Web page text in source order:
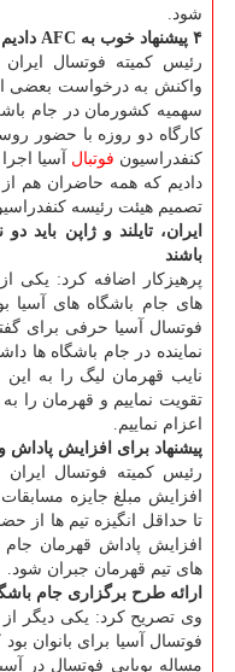
شود.
۴ پیشنهاد خوب به AFC دادیم
رئیس کمیته فوتسال
واکنش به درخواست بعضی
سهمیه کشورمان در جام
کارگاه دو روزه با حضور
کنفدراسیون فوتبال
دادیم که همه حاضران هم
تصمیم هیئت رئیسه
ایران، تایلند و ژاپن باید
باشند
پرهیزکار اضافه کرد: یکی
های جام باشگاه های آسیا
فوتسال آسیا حرفی برای
نماینده در جام باشگاه ها
نایب قهرمان لیگ را به
تقویت نماییم و قهرمان را
اعزام نماییم.
پیشنهاد برای افزایش پاداش
رئیس کمیته فوتسال ایران
افزایش مبلغ جایزه
تا حداقل انگیزه تیم ها از
افزایش پاداش قهرمان جام
های تیم قهرمان جبران شود.
ارائه طرح برگزاری جام
وی تصریح کرد: یکی دیگر از
مساله پویایی فوتسال در